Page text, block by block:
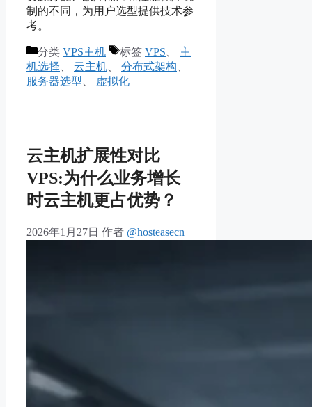
制的不同，为用户选型提供技术参
考。
分类 VPS主机 标签 VPS
主
机选择
云主机 分布式架构
服务器选型
虚拟化
云主机扩展性对比
VPS:为什么业务增长
时云主机更占优势？
2026年1月27日 作者 @hosteasecn